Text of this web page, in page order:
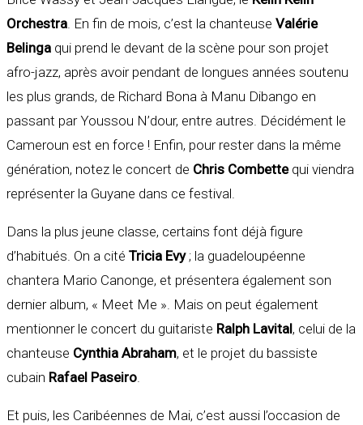
Orchestra . En fin de mois, c’est la chanteuse Valérie
Belinga qui prend le devant de la scène pour son projet
afro-jazz, après avoir pendant de longues années soutenu
les plus grands, de Richard Bona à Manu Dibango en
passant par Youssou N’dour, entre autres. Décidément le
Cameroun est en force ! Enfin, pour rester dans la même
génération, notez le concert de Chris Combettequi viendra
représenter la Guyane dans ce festival.
Dans la plus jeune classe, certains font déjà figure
d’habitués. On a cité Tricia Evy; la guadeloupéenne
chantera Mario Canonge, et présentera également son
dernier album, « Meet Me ». Mais on peut également
mentionner le concert du guitariste Ralph Lavital, celui de la
chanteuse Cynthia Abraham, et le projet du bassiste
cubain Rafael Paseiro
Et puis, les Caribéennes de Mai, c’est aussi l’occasion de